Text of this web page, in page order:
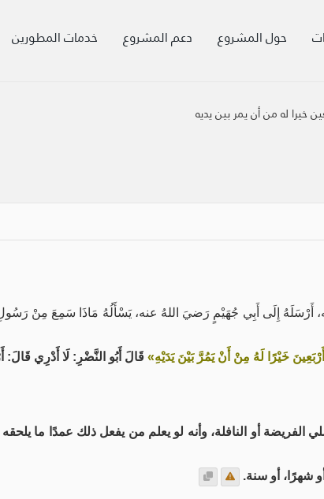
حول المشروع دعم المشروع خدمات المطورين
خيرا له من أن يمر بين يديه
أَرْسَلَهُ إِلَى أَبِي جُهَيْمٍ رَضيَ اللهُ عنه، يَسْأَلُهُ مَاذَا سَمِعَ مِنْ
خَيْرًا لَهُ مِنْ أَنْ يَمُرَّ بَيْنَ يَدَيْهِ» قَالَ أَبُو النَّضْرِ: لَا أَدْرِي قَالَ:
أو النافلة، وأنه لو يعلم من يفعل ذلك عمدًا ما
شهرًا، أو سنة.